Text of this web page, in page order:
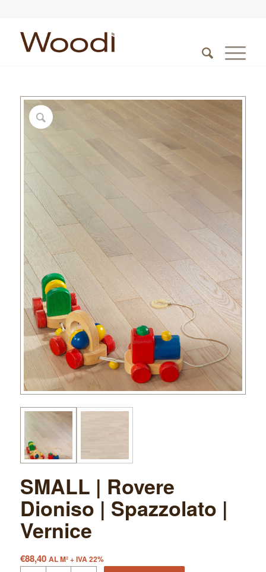
SMALL | Rovere
Dioniso | Spazzolato |
Vernice
€88,40 AL M² + IVA 22%